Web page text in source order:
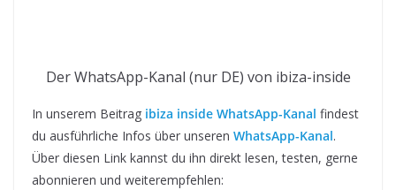
Der WhatsApp-Kanal (nur DE) von ibiza-inside
In unserem Beitrag ibiza inside WhatsApp-Kanal findest
du ausführliche Infos über unseren WhatsApp-Kanal.
Über diesen Link kannst du ihn direkt lesen, testen, gerne
abonnieren und weiterempfehlen: